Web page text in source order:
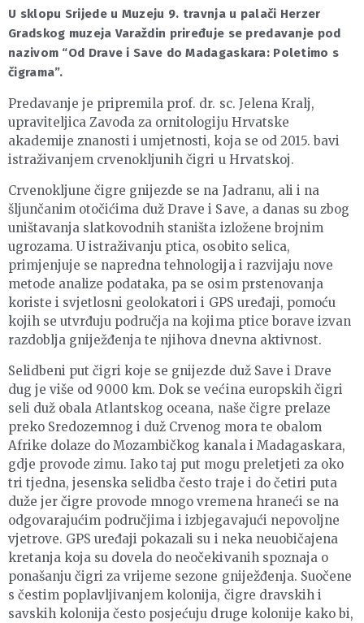
U sklopu Srijede u Muzeju 9. travnja u palači Herzer
Gradskog muzeja Varaždin priređuje se predavanje pod
nazivom “Od Drave i Save do Madagaskara: Poletimo s
čigrama”.
Predavanje je pripremila prof. dr. sc. Jelena Kralj,
upraviteljica Zavoda za ornitologiju Hrvatske
akademije znanosti i umjetnosti, koja se od 2015. bavi
istraživanjem crvenokljunih čigri u Hrvatskoj.
Crvenokljune čigre gnijezde se na Jadranu, ali i na
šljunčanim otočićima duž Drave i Save, a danas su zbog
uništavanja slatkovodnih staništa izložene brojnim
ugrozama. U istraživanju ptica, osobito selica,
primjenjuje se napredna tehnologija i razvijaju nove
metode analize podataka, pa se osim prstenovanja
koriste i svjetlosni geolokatori i GPS uređaji, pomoću
kojih se utvrđuju područja na kojima ptice borave izvan
razdoblja gniježđenja te njihova dnevna aktivnost.
Selidbeni put čigri koje se gnijezde duž Save i Drave
dug je više od 9000 km. Dok se većina europskih čigri
seli duž obala Atlantskog oceana, naše čigre prelaze
preko Sredozemnog i duž Crvenog mora te obalom
Afrike dolaze do Mozambičkog kanala i Madagaskara,
gdje provode zimu. Iako taj put mogu preletjeti za oko
tri tjedna, jesenska selidba često traje i do četiri puta
duže jer čigre provode mnogo vremena hraneći se na
odgovarajućim područjima i izbjegavajući nepovoljne
vjetrove. GPS uređaji pokazali su i neka neuobičajena
kretanja koja su dovela do neočekivanih spoznaja o
ponašanju čigri za vrijeme sezone gniježđenja. Suočene
s čestim poplavljivanjem kolonija, čigre dravskih i
savskih kolonija često posjećuju druge kolonije kako bi,